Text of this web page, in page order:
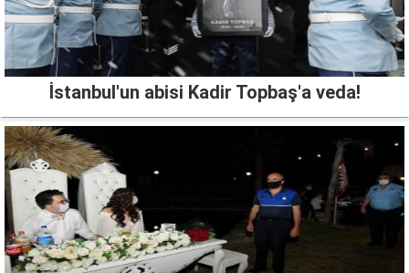
İstanbul'un abisi Kadir Topbaş'a veda!